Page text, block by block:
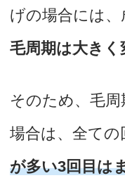
げの場合には
毛周期は大きく
そのため、毛
場合は、全て
が多い3回目は